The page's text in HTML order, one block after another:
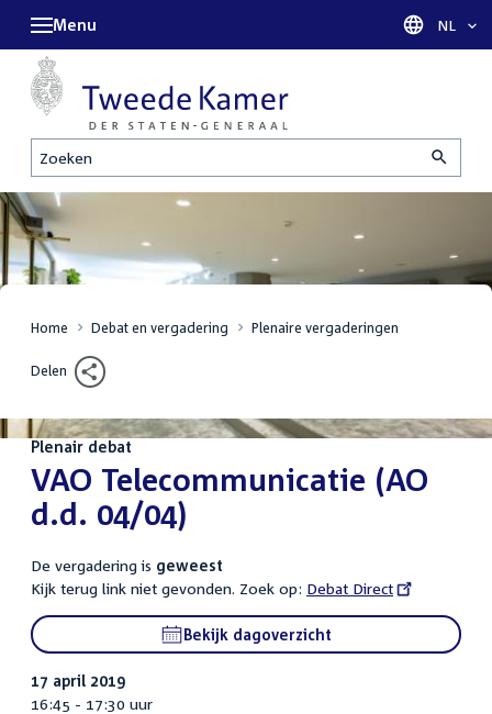
Zoeken
Menu Taal
NL
Home Debat en vergadering Plenaire vergaderingen
Delen
Plenair debat
:VAO Telecommunicatie (AO
d.d. 04/04)
De vergadering is geweest
Kijk terug link niet gevonden. Zoek op: External
link:
Debat Direct
Bekijk dagoverzicht
17 april 2019
16:45 - 17:30 uur